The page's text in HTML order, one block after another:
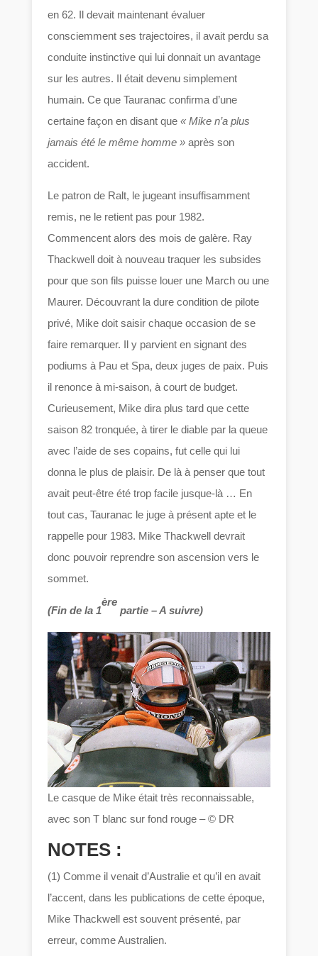
en 62. Il devait maintenant évaluer
consciemment ses trajectoires, il avait perdu sa
conduite instinctive qui lui donnait un avantage
sur les autres. Il était devenu simplement
humain. Ce que Tauranac confirma d’une
certaine façon en disant que« Mike n’a plus
jamais été le même homme » après son
accident.
Le patron de Ralt, le jugeant insuffisamment
remis, ne le retient pas pour 1982.
Commencent alors des mois de galère. Ray
Thackwell doit à nouveau traquer les subsides
pour que son fils puisse louer une March ou une
Maurer. Découvrant la dure condition de pilote
privé, Mike doit saisir chaque occasion de se
faire remarquer. Il y parvient en signant des
podiums à Pau et Spa, deux juges de paix. Puis
il renonce à mi-saison, à court de budget.
Curieusement, Mike dira plus tard que cette
saison 82 tronquée, à tirer le diable par la queue
avec l’aide de ses copains, fut celle qui lui
donna le plus de plaisir. De là à penser que tout
avait peut-être été trop facile jusque-là … En
tout cas, Tauranac le juge à présent apte et le
rappelle pour 1983. Mike Thackwell devrait
donc pouvoir reprendre son ascension vers le
sommet.
(Fin de la 1
ère
partie – A suivre)
Le casque de Mike était très reconnaissable,
avec son T blanc sur fond rouge – © DR
NOTES :
(1) Comme il venait d’Australie et qu’il en avait
l’accent, dans les publications de cette époque,
Mike Thackwell est souvent présenté, par
erreur, comme Australien.